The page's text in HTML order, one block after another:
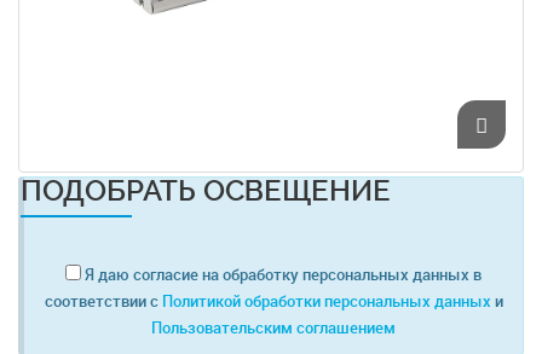
ПОДОБРАТЬ ОСВЕЩЕНИЕ
Я даю согласие на обработку персональных данных в
соответствии с Политикой обработки персональных данных и
Пользовательским соглашением